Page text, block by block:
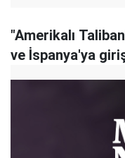
"Amerikalı
ve İspanya'ya